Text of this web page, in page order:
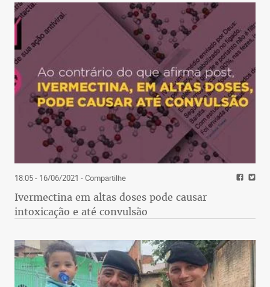
18:05 - 16/06/2021 - Compartilhe
Ivermectina em altas doses pode causar
intoxicação e até convulsão